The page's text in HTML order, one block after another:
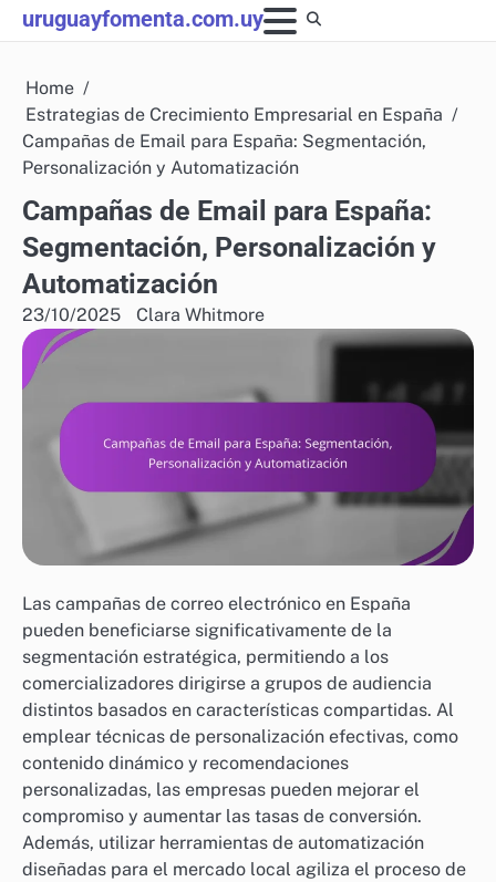
Skip
to
uruguayfomenta.com.uy
Home
Estrategias de Crecimiento Empresarial en España
Campañas de Email para España: Segmentación,
Personalización y Automatización
Campañas de Email para España:
Segmentación, Personalización y
Automatización
23/10/2025 Clara Whitmore
Las campañas de correo electrónico en España
pueden beneficiarse significativamente de la
segmentación estratégica, permitiendo a los
comercializadores dirigirse a grupos de audiencia
distintos basados en características compartidas. Al
emplear técnicas de personalización efectivas, como
contenido dinámico y recomendaciones
personalizadas, las empresas pueden mejorar el
compromiso y aumentar las tasas de conversión.
Además, utilizar herramientas de automatización
diseñadas para el mercado local agiliza el proceso de